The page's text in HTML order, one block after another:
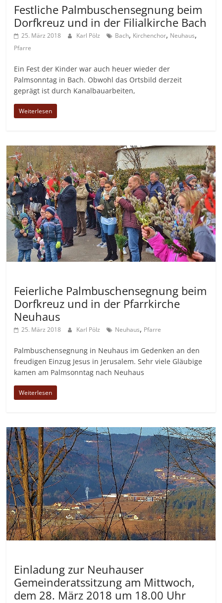
Festliche Palmbuschensegnung beim
Dorfkreuz und in der Filialkirche Bach
25. März 2018 Karl Pölz Bach, Kirchenchor, Neuhaus,
Pfarre
Ein Fest der Kinder war auch heuer wieder der
Palmsonntag in Bach. Obwohl das Ortsbild derzeit
geprägt ist durch Kanalbauarbeiten,
Weiterlesen
Feierliche Palmbuschensegnung beim
Dorfkreuz und in der Pfarrkirche
Neuhaus
25. März 2018 Karl Pölz Neuhaus, Pfarre
Palmbuschensegnung in Neuhaus im Gedenken an den
freudigen Einzug Jesus in Jerusalem. Sehr viele Gläubige
kamen am Palmsonntag nach Neuhaus
Weiterlesen
Einladung zur Neuhauser
Gemeinderatssitzung am Mittwoch,
dem 28. März 2018 um 18.00 Uhr